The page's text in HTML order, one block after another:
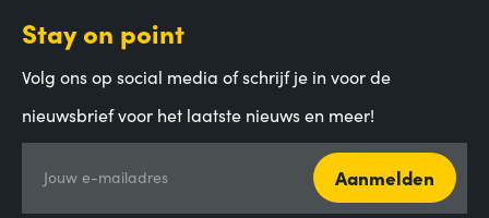
Stay on point
Volg ons op social media of schrijf je in voor de
nieuwsbrief voor het laatste nieuws en meer!
Jouw e-mailadres Aanmelden